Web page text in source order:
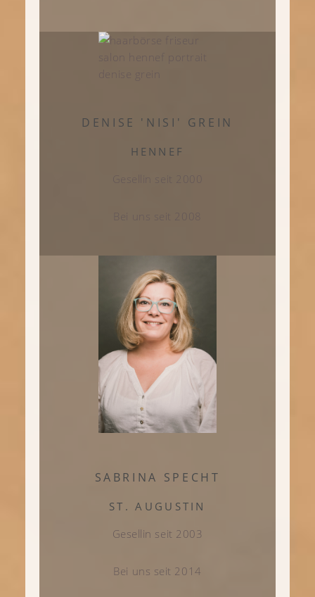
DENISE 'NISI' GREIN
HENNEF
Gesellin seit 2000
SABRINA SPECHT
ST. AUGUSTIN
Gesellin seit 2003
Bei uns seit 2014